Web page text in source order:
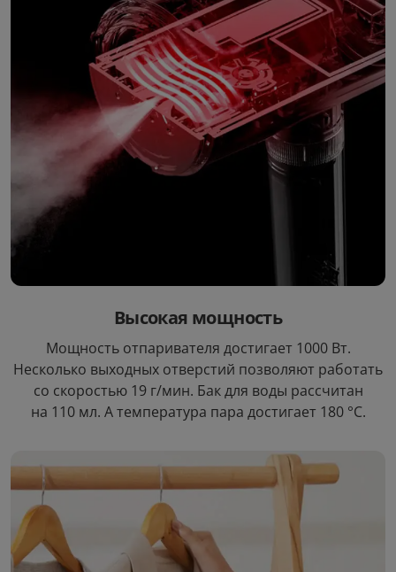
Высокая мощность
Мощность отпаривателя достигает 1000 Вт.
Несколько выходных отверстий позволяют работать
со скоростью 19 г/мин. Бак для воды рассчитан
на 110 мл. А температура пара достигает 180 °С.